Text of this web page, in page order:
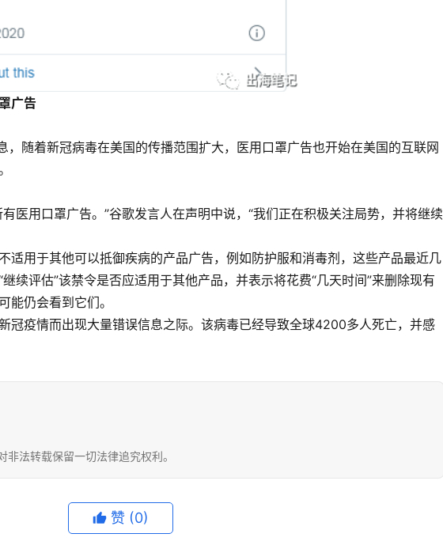
广告
，随着新冠病毒在美国的传播范围扩大，医用口罩广告也开始在美国的互联网
医用口罩广告。”谷歌发言人在声明中说，“我们正在积极关注局势，并将继续
适用于其他可以抵御疾病的产品广告，例如防护服和消毒剂，这些产品最近几
续评估”该禁令是否应适用于其他产品，并表示将花费“几天时间”来删除现有
能仍会看到它们。
冠疫情而出现大量错误信息之际。该病毒已经导致全球4200多人死亡，并感
法转载保留一切法律追究权利。
赞 (0)